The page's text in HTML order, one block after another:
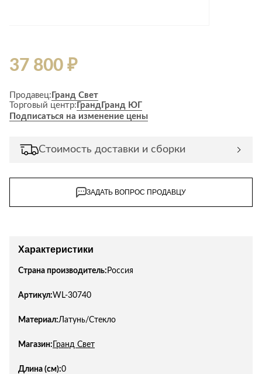
37 800 ₽
Продавец: Гранд Свет
Торговый центр: Гранд Гранд ЮГ
Подписаться на изменение цены
Стоимость доставки и сборки
ЗАДАТЬ ВОПРОС ПРОДАВЦУ
Характеристики
Страна производитель: Россия
Артикул:WL-30740
Материал:Латунь/Стекло
Магазин: Гранд Свет
Длина (см):0